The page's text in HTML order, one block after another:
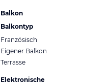
Balkon
Balkontyp
Französisch
Eigener Balkon
Terrasse
Elektronische